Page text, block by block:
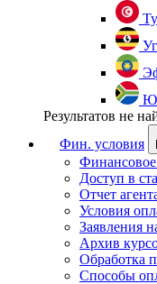
Результатов не
Фин. условия
Финансовое
Доступ в
Отчет
Условия
Заявления
Архив
Обработка
Способы